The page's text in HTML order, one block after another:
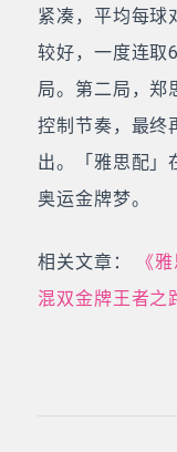
紧凑，平均每球
较好，一度连取
局。第二局，郑
控制节奏，最终
出。「雅思配」
奥运金牌梦。
相关文章：
《
混双金牌王者之